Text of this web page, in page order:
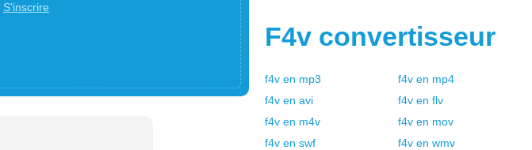
S'inscrire
F4v convertisseur
f4v en mp3 f4v en mp4
f4v en avi f4v en flv
f4v en m4v f4v en mov
f4v en swf f4v en wmv